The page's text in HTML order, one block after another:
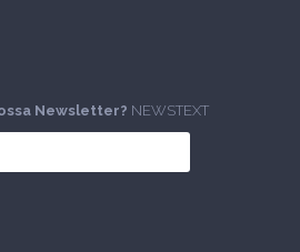
Newsletter? NEWSTEXT